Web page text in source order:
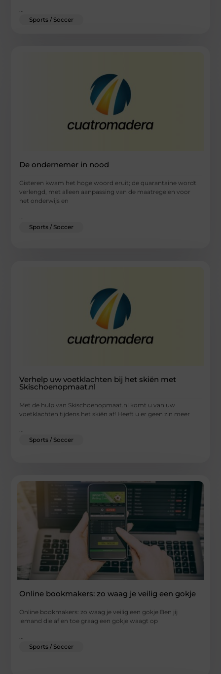
...
Sports / Soccer
De ondernemer in nood
Gisteren kwam het hoge woord eruit; de quarantaine wordt
verlengd, met alleen aanpassing van de maatregelen voor
het onderwijs en
Sports / Soccer
Verhelp uw voetklachten bij het skiën met
Skischoenopmaat.nl
Met de hulp van Skischoenopmaat.nl komt u van uw
voetklachten tijdens het skiën af! Heeft u er geen zin meer
...
Sports / Soccer
Online bookmakers: zo waag je veilig een gokje
Online bookmakers: zo waag je veilig een gokje Ben jij
iemand die af en toe graag een gokje waagt op
...
Sports / Soccer